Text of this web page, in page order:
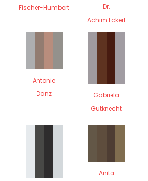
Fischer-Humbert
Dr.
Achim Eckert
Antonie
Danz
Gabriela
Gutknecht
Anita